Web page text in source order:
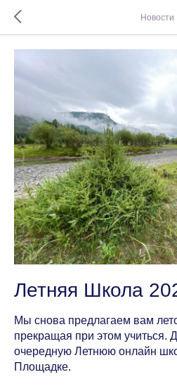
Новости
Летняя Школа
Мы снова предлагаем вам
прекращая при этом учиться.
очередную Летнюю онлайн
Площадке.